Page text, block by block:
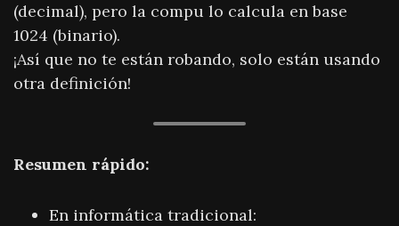
(decimal), pero la compu lo calcula en base
1024 (binario).
¡Así que no te están robando, solo están usando
otra definición!
Resumen rápido:
En informática tradicional: